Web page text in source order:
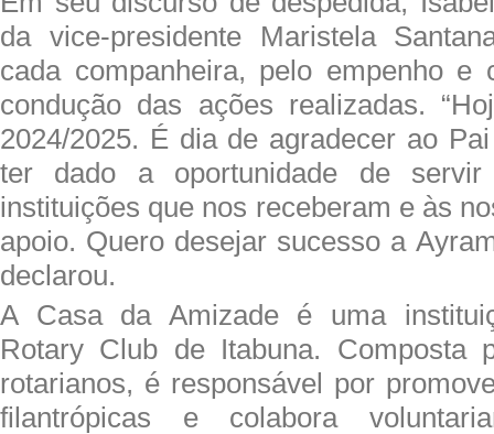
da vice-presidente Maristela
cada companheira, pelo empenho e
condução das ações realizadas.
2024/2025. É dia de agradecer ao
ter dado a oportunidade de
instituições que nos receberam e às
apoio. Quero desejar sucesso a
declarou.
A Casa da Amizade é uma
Rotary Club de Itabuna. Composta
rotarianos, é responsável por
filantrópicas e colabora